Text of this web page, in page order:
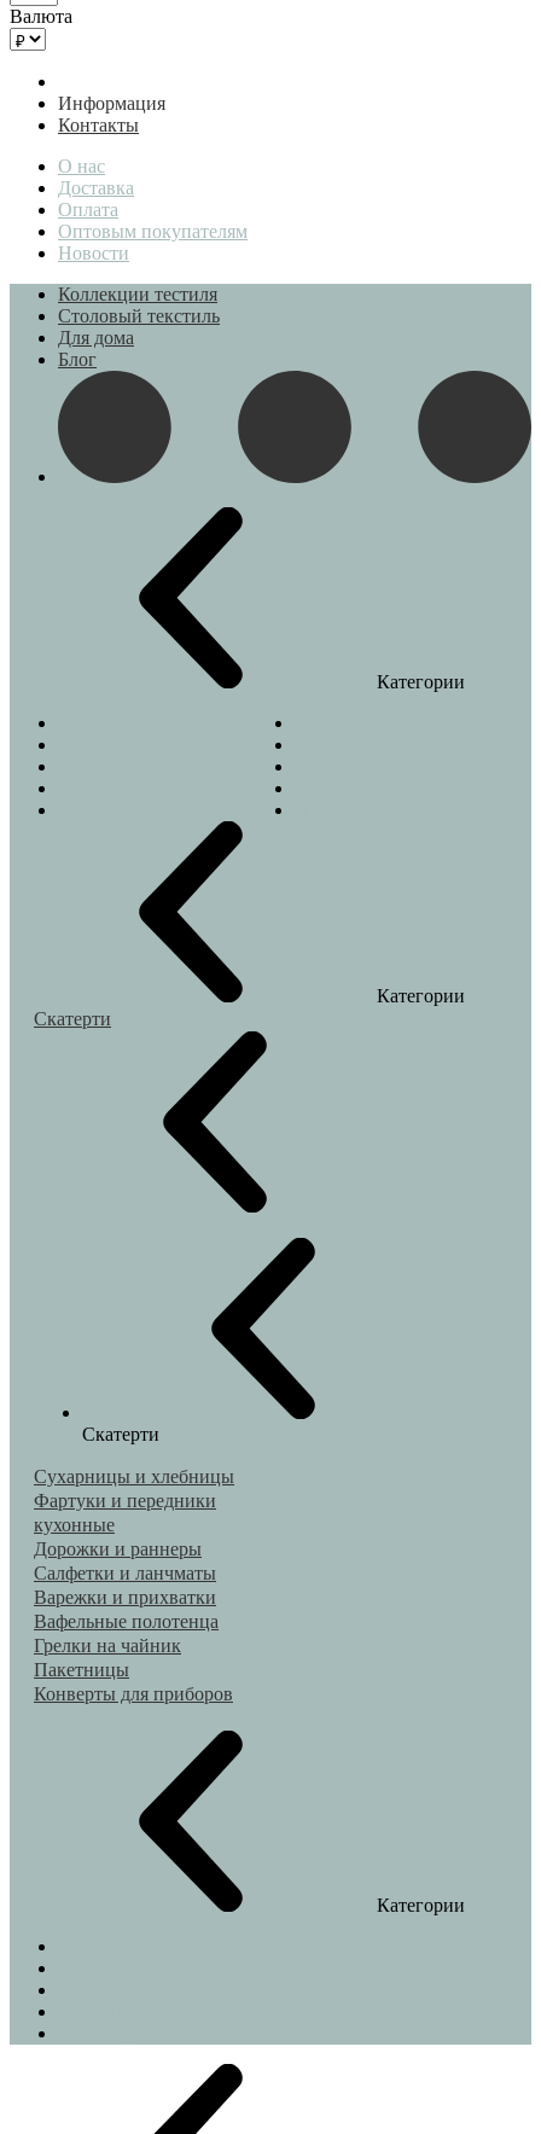
Валюта
Информация
Контакты
О нас
Доставка
Оплата
Оптовым покупателям
Новости
Коллекции тестиля
Столовый текстиль
Для дома
Блог
Категории
Категории
Скатерти
Скатерти
Сухарницы и хлебницы
Фартуки и передники
кухонные
Дорожки и раннеры
Салфетки и ланчматы
Варежки и прихватки
Вафельные полотенца
Грелки на чайник
Пакетницы
Конверты для приборов
Категории